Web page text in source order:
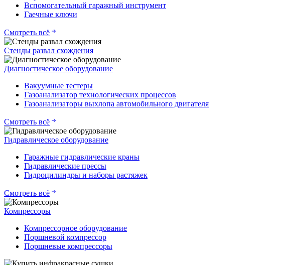
Вспомогательный гаражный инструмент
Гаечные ключи
Смотреть всё
Стенды развал схождения
Диагностическое оборудование
Вакуумные тестеры
Газоанализатор технологических процессов
Газоанализаторы выхлопа автомобильного двигателя
Смотреть всё
Гидравлическое оборудование
Гаражные гидравлические краны
Гидравлические прессы
Гидроцилиндры и наборы растяжек
Смотреть всё
Компрессоры
Компрессорное оборудование
Поршневой компрессор
Поршневые компрессоры